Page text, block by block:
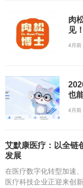
肉
见
4月前
也
4月前
艾默康医疗：以全链
发展
在医疗数字化转型加速
医疗科技企业正迎来创